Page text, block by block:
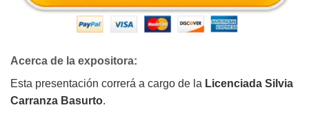
Acerca de la expositora:
Esta presentación correrá a cargo de la Licenciada Silvia
Carranza Basurto.